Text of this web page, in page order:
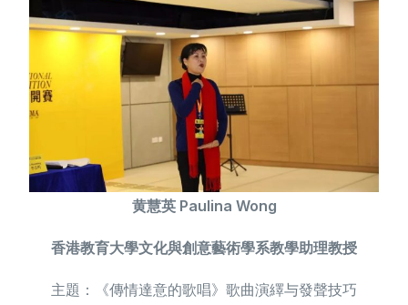
黄慧英 Paulina Wong
香港教育大學文化與創意藝術學系教學助理教授
主題：《傳情達意的歌唱》歌曲演繹与發聲技巧